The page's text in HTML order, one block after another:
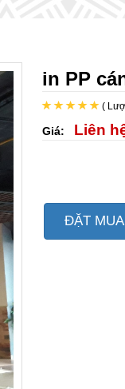
in PP
(
Giá: Liên
ĐẶT MUA